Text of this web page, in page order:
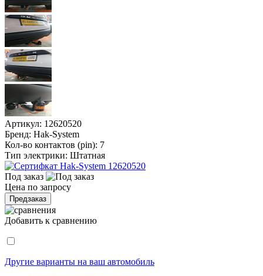
Артикул: 12620520
Бренд: Hak-System
Кол-во контактов (pin): 7
Тип электрики: Штатная
Под заказ
Цена по запросу
Предзаказ
Добавить к сравнению
Другие варианты на ваш автомобиль